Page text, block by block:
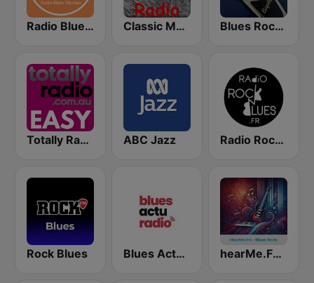
Radio Blues Djerdan Classic Metal Radio Blues Rock Cafe
Totally Radio Easy ABC Jazz Radio Rock & Blues
Rock Blues Blues Actu Radio hearMe.FM Blues Rock